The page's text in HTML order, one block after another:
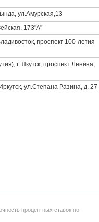
ул.Амурская,13
173"А"
проспект 100-летия
г. Якутск, проспект Ленина,
ул.Степана Разина, д. 27
процентных ставок по